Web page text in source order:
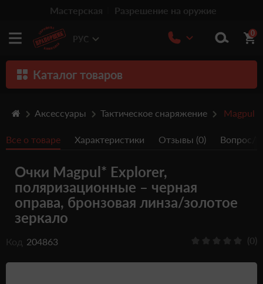
Мастерская Разрешение на оружие
РУС
0
Каталог товаров
Травматическое оружие
Пистолеты
Оптика
Тюнинг
Аксессуары
Релоадинг патронов
Аксессуары Тактическое снаряжение Magpul
Все о товаре Характеристики Отзывы (0) Вопрос/
Очки Magpul* Explorer,
поляризационные – черная
оправа, бронзовая линза/золотое
зеркало
Код 204863 (0)